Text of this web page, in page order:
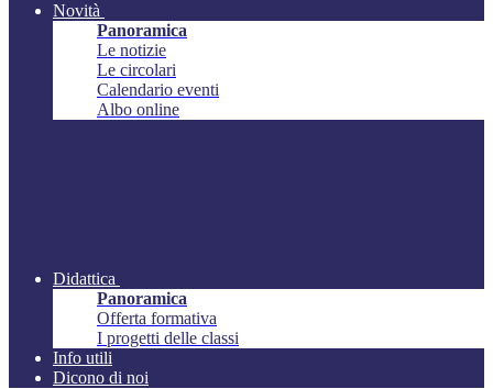
Novità
Panoramica
Le notizie
Le circolari
Calendario eventi
Albo online
Didattica
Panoramica
Offerta formativa
I progetti delle classi
Info utili
Dicono di noi